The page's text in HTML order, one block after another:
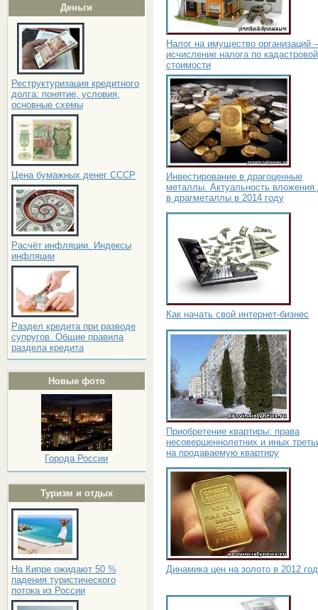
Деньги
Реструктуризация кредитного
долга: понятие, условия,
основные схемы
Цена бумажных денег СССР
Расчёт инфляции. Индексы
инфляции
Раздел кредита при разводе
супругов. Общие правила
раздела кредита
Новые фото
Города России
Туризм и отдых
На Кипре ожидают 50 %
падения туристического
потока из России
Налог на имущество организаций –
исчисление налога по кадастровой
стоимости
Инвестирование в драгоценные
металлы. Актуальность вложения
в драгметаллы в 2014 году
Как начать свой интернет-бизнес
Приобретение квартиры: права
несовершеннолетних и иных
на продаваемую квартиру
Динамика цен на золото в 2012